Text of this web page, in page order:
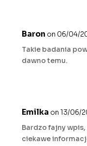
Baron on 06/04/
Takie badania
dawno temu.
Emilka on 13/06/
Bardzo fajny
ciekawe